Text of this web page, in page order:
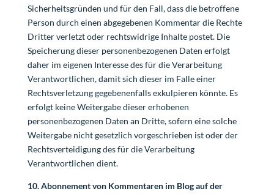
Sicherheitsgründen und für den Fall, dass die betroffene
Person durch einen abgegebenen Kommentar die Rechte
Dritter verletzt oder rechtswidrige Inhalte postet. Die
Speicherung dieser personenbezogenen Daten erfolgt
daher im eigenen Interesse des für die Verarbeitung
Verantwortlichen, damit sich dieser im Falle einer
Rechtsverletzung gegebenenfalls exkulpieren könnte. Es
erfolgt keine Weitergabe dieser erhobenen
personenbezogenen Daten an Dritte, sofern eine solche
Weitergabe nicht gesetzlich vorgeschrieben ist oder der
Rechtsverteidigung des für die Verarbeitung
Verantwortlichen dient.
10. Abonnement von Kommentaren im Blog auf der